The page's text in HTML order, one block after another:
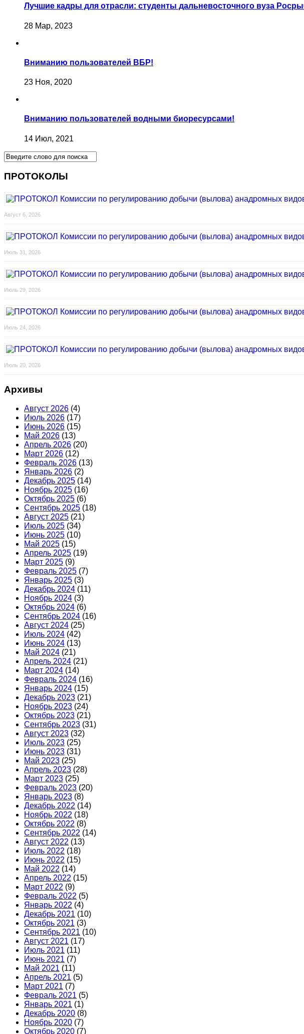
Лучшие кадры для отрасли: студенты дальневосточного вуза
28 Мар, 2023
Вниманию пользователей ВБР!
23 Ноя, 2020
Вниманию пользователей водными биоресурсами!
14 Июл, 2021
ПРОТОКОЛЫ
Август 6, 2026
Июль 31, 2026
Июль 29, 2026
Июль 24, 2026
Июль 20, 2026
Архивы
Август 2026 (4)
Июль 2026 (17)
Июнь 2026 (15)
Май 2026 (13)
Апрель 2026 (20)
Март 2026 (12)
Февраль 2026 (13)
Январь 2026 (2)
Декабрь 2025 (14)
Ноябрь 2025 (16)
Октябрь 2025 (6)
Сентябрь 2025 (18)
Август 2025 (21)
Июль 2025 (34)
Июнь 2025 (10)
Май 2025 (15)
Апрель 2025 (19)
Март 2025 (9)
Февраль 2025 (7)
Январь 2025 (3)
Декабрь 2024 (11)
Ноябрь 2024 (3)
Октябрь 2024 (6)
Сентябрь 2024 (16)
Август 2024 (25)
Июль 2024 (42)
Июнь 2024 (13)
Май 2024 (21)
Апрель 2024 (21)
Март 2024 (14)
Февраль 2024 (16)
Январь 2024 (15)
Декабрь 2023 (21)
Ноябрь 2023 (24)
Октябрь 2023 (21)
Сентябрь 2023 (31)
Август 2023 (32)
Июль 2023 (25)
Июнь 2023 (31)
Май 2023 (25)
Апрель 2023 (28)
Март 2023 (25)
Февраль 2023 (20)
Январь 2023 (8)
Декабрь 2022 (14)
Ноябрь 2022 (18)
Октябрь 2022 (8)
Сентябрь 2022 (14)
Август 2022 (13)
Июль 2022 (18)
Июнь 2022 (15)
Май 2022 (14)
Апрель 2022 (15)
Март 2022 (9)
Февраль 2022 (5)
Январь 2022 (4)
Декабрь 2021 (10)
Октябрь 2021 (3)
Сентябрь 2021 (10)
Август 2021 (17)
Июль 2021 (11)
Июнь 2021 (7)
Май 2021 (11)
Апрель 2021 (5)
Март 2021 (7)
Февраль 2021 (5)
Январь 2021 (1)
Декабрь 2020 (8)
Ноябрь 2020 (7)
Октябрь 2020 (7)